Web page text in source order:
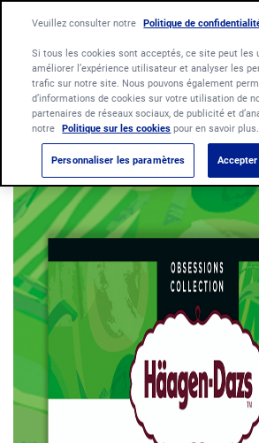
Language: Français
Veuillez consulter notre Politique de
Si tous les cookies sont acceptés, ce site peut les
améliorer l’expérience utilisateur et analyser les
trafic sur notre site. Nous pouvons également
d’informations de cookies sur votre utilisation de
partenaires de réseaux sociaux, de publicité et
notre
Politique sur les cookies pour en savoir plus.
Personnaliser les paramètres